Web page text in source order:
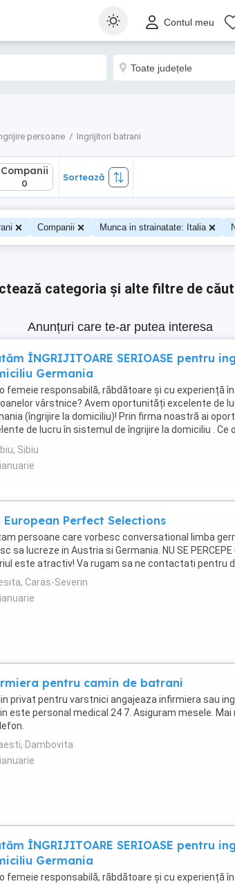
Contul meu
persoane Ingrijitori batrani
Companii
0
Sortează
Companii Munca in strainatate: Italia
categoria și alte filtre de
Anunțuri care te-ar putea interesa
ÎNGRIJITOARE SERIOASE pentru
Germania
femeie responsabilă, răbdătoare și cu experiență
vârstnice? Avem oportunități excelente de
(îngrijire la domiciliu)! Prin firma noastră ai
de lucru în sistemul de îngrijire la domiciliu . Ce
1.600 ...
Sibiu
European Perfect Selections
persoane care vorbesc conversational limba
sa lucreze in Austria si Germania. NU SE PERCEPE
este atractiv! Va rugam sa ne contactati pentru
Caras-Severin
pentru camin de batrani
privat pentru varstnici angajeaza infirmiera sau
este personal medical 24 7. Asiguram mesele. Mai
Dambovita
ÎNGRIJITOARE SERIOASE pentru
Germania
femeie responsabilă, răbdătoare și cu experiență